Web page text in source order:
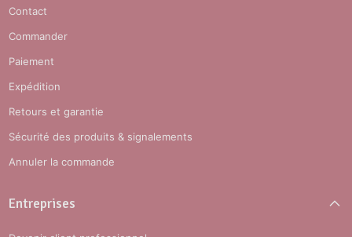
Contact
Commander
Paiement
Expédition
Retours et garantie
Sécurité des produits & signalements
Annuler la commande
Entreprises